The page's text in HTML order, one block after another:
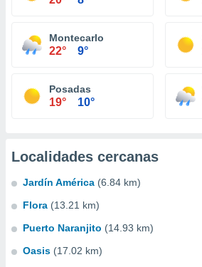
Montecarlo
22° 9°
Posadas
19° 10°
Localidades cercanas
Jardín América (6.84 km)
Flora (13.21 km)
Puerto Naranjito (14.93 km)
Oasis (17.02 km)